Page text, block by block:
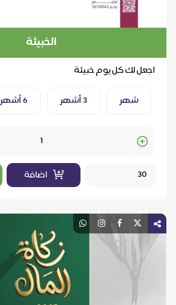
الخبيئة
اجعل لك كل يوم خبيئة
شهر
3 أشهر 6 أشهر
Quantity
اضافة